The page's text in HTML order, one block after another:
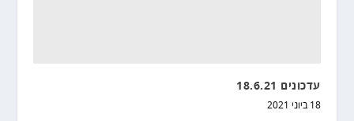
עדכונים 18.6.21
18 ביוני 2021